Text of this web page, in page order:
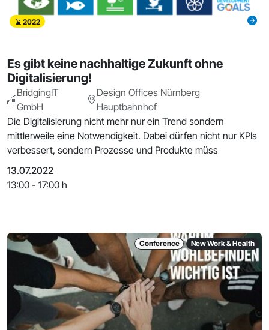
2022
Es gibt keine nachhaltige Zukunft ohne
Digitalisierung!
BridgingIT
GmbH
Design Offices Nürnberg
Hauptbahnhof
Die Digitalisierung nicht mehr nur ein Trend sondern
mittlerweile eine Notwendigkeit. Dabei dürfen nicht nur KPIs
verbessert, sondern Prozesse und Produkte müss
13.07.2022
13:00 - 17:00 h
Conference New Work & Health